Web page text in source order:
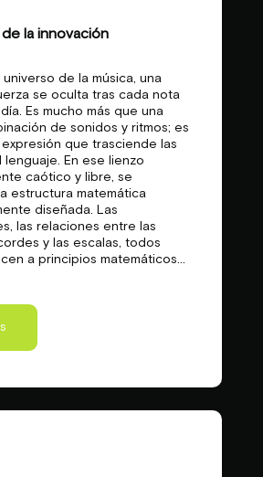
de la innovación
universo de la música, una
se oculta tras cada nota
Es mucho más que una
de sonidos y ritmos; es
que trasciende las
lenguaje. En ese lienzo
caótico y libre, se
estructura matemática
diseñada. Las
las relaciones entre las
y las escalas, todos
a principios matemáticos...